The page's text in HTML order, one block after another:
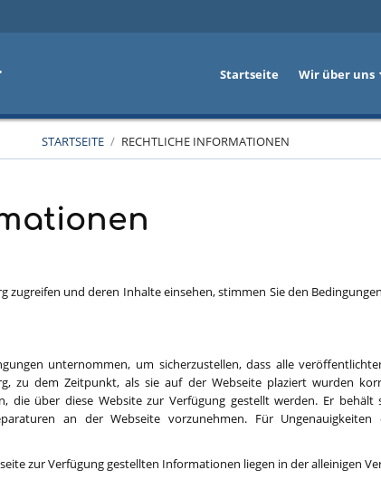
Startseite Wir über uns
STARTSEITE / RECHTLICHE INFORMATIONEN
zugreifen und deren Inhalte einsehen, stimmen Sie den
unternommen, um sicherzustellen, dass alle
zu dem Zeitpunkt, als sie auf der Webseite plaziert wurden
über diese Website zur Verfügung gestellt werden. Er
an der Webseite vorzunehmen. Für
zur Verfügung gestellten Informationen liegen in der alleinigen